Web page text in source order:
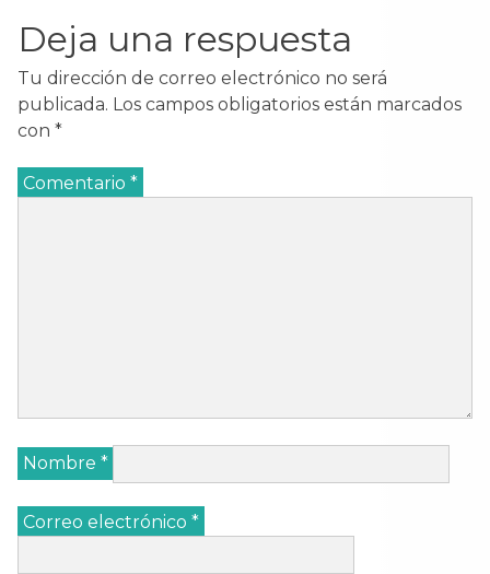
Deja una respuesta
Tu dirección de correo electrónico no será
publicada. Los campos obligatorios están marcados
con *
Comentario *
Nombre *
Correo electrónico *